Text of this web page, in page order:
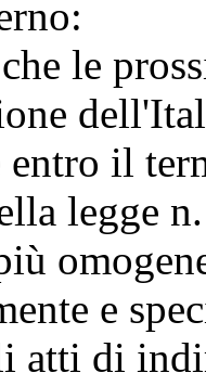
le
entro il
legge
e
atti di